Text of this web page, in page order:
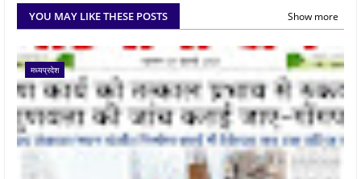
YOU MAY LIKE THESE POSTS Show more
मध्यप्रदेश